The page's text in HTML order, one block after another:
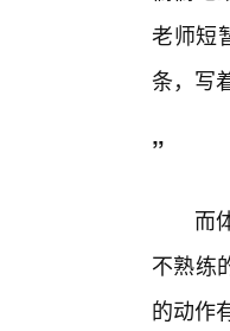
老师短
条，写
”
而
不熟练
的动作